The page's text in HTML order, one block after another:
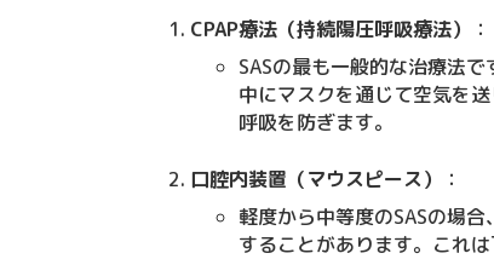
CPAP療法（持続陽圧呼吸療法）
：
SASの最も一般的な治療法
中にマスクを通じて空気を
呼吸を防ぎます。
口腔内装置（マウスピース）
：
軽度から中等度のSASの場
することがあります。これ